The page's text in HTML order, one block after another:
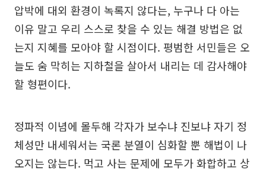
압박에 대외 환경이 녹록지 않다는, 누구나 다 아는
이유 말고 우리 스스로 찾을 수 있는 해결 방법은 없
는지 지혜를 모아야 할 시점이다. 평범한 서민들은 오
늘도 숨 막히는 지하철을 살아서 내리는 데 감사해야
할 형편이다.
정파적 이념에 몰두해 각자가 보수냐 진보냐 자기 정
체성만 내세워서는 국론 분열이 심화할 뿐 해법이 나
오지는 않는다. 먹고 사는 문제에 모두가 화합하고 상